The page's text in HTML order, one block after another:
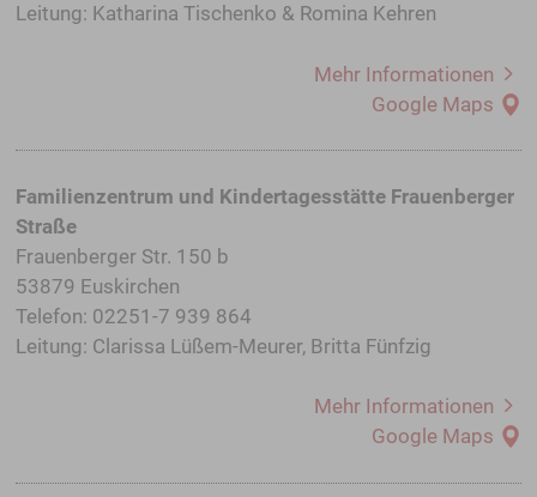
Leitung: Katharina Tischenko & Romina Kehren
Mehr Informationen
Google Maps
Familienzentrum und Kindertagesstätte Frauenberger
Straße
Frauenberger Str. 150 b
53879 Euskirchen
Telefon: 02251-7 939 864
Leitung: Clarissa Lüßem-Meurer, Britta Fünfzig
Mehr Informationen
Google Maps